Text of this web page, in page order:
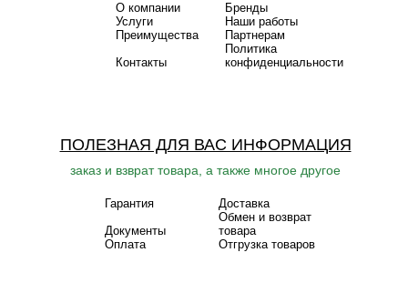
О компании
Бренды
Услуги
Наши работы
Преимущества
Партнерам
Контакты
Политика
конфиденциальности
ПОЛЕЗНАЯ ДЛЯ ВАС ИНФОРМАЦИЯ
заказ и взврат товара, а также многое другое
Гарантия
Доставка
Документы
Обмен и возврат
товара
Оплата
Отгрузка товаров